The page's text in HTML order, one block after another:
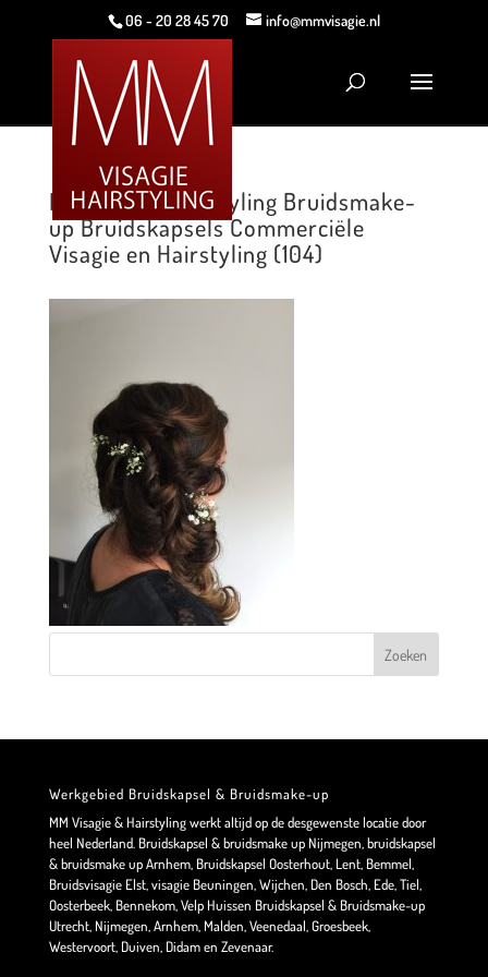
06 - 20 28 45 70 info@mmvisagie.nl
MM Visagie Hairstyling Bruidsmake-
up Bruidskapsels Commerciële
Visagie en Hairstyling (104)
Werkgebied Bruidskapsel & Bruidsmake-up
MM Visagie & Hairstyling werkt altijd op de desgewenste locatie door
heel Nederland. Bruidskapsel & bruidsmake up Nijmegen, bruidskapsel
& bruidsmake up Arnhem, Bruidskapsel Oosterhout, Lent, Bemmel,
Bruidsvisagie Elst, visagie Beuningen, Wijchen, Den Bosch, Ede, Tiel,
Oosterbeek, Bennekom, Velp Huissen Bruidskapsel & Bruidsmake-up
Utrecht, Nijmegen, Arnhem, Malden, Veenedaal, Groesbeek,
Westervoort, Duiven, Didam en Zevenaar.